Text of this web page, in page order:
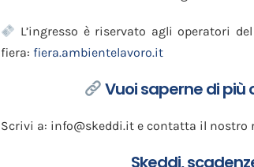
L’ingresso è riservato agli operatori
fiera: fiera.ambientelavoro.it
Vuoi saperne di più
Scrivi a: info@skeddi.it e contatta il nostro
Skeddi,